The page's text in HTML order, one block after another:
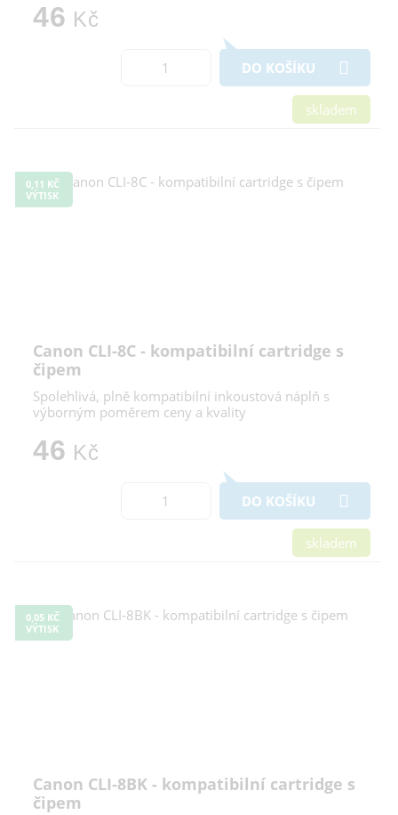
46 Kč
DO KOŠÍKU
skladem
0,11 KČ
VÝTISK
Canon CLI-8C - kompatibilní cartridge s
čipem
Spolehlivá, plně kompatibilní inkoustová náplň s
výborným poměrem ceny a kvality
46 Kč
DO KOŠÍKU
skladem
0,05 KČ
VÝTISK
Canon CLI-8BK - kompatibilní cartridge s
čipem